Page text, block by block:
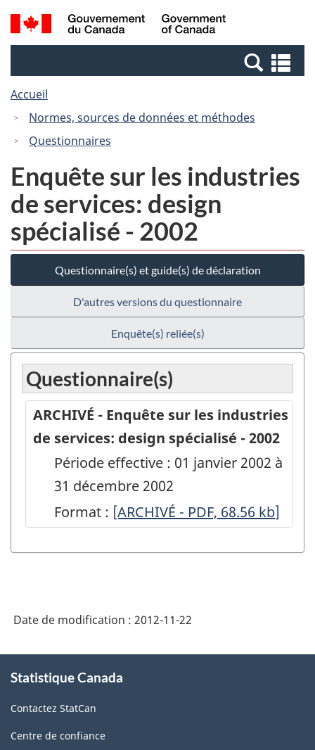
Passer
au
Passer
à
Canada
Recherche
et
et
Accueil
Normes, sources de données et méthodes
Questionnaires
Enquête sur les industries
de services: design
spécialisé - 2002
Questionnaire(s) et guide(s) de déclaration
D'autres versions du questionnaire
Enquête(s) reliée(s)
Questionnaire(s)
ARCHIVÉ - Enquête sur les industries
de services: design spécialisé - 2002
Période effective : 01 janvier 2002 à
31 décembre 2002
Format : ARCHIVÉ
Enquête
industries
de
services:
[ARCHIVÉ - PDF, 68.56 kb]
Date de modification : 2012-11-22
propos
ce
site
Statistique Canada
Contactez StatCan
Centre de confiance